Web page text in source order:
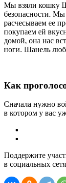
Мы взяли кошку
безопасности.
расчесываем ее
покупаем ей
домой, она нас
ноги. Шанель
Как
Сначала нужно
в котором у вас
Поддержите
в социальных